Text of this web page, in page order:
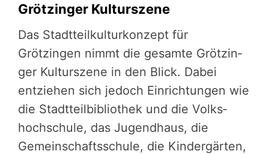
Grötzinger Kulturszene
Das Stadt­teil­kul­tur­kon­zept für
Grötzingen nimmt die gesam­te ­Gröt­zin­
ger Kultur­szene in den Blick. Dabei
entziehen sich jedoch Ein­rich­tun­gen wie
die Stadt­teil­bi­blio­thek und die Volks­
hoch­schule, das Jugendhaus, die
Gemein­schafts­schule, die Kin­der­gär­ten,